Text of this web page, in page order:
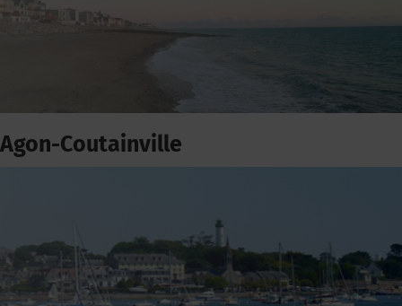
Agon-Coutainville